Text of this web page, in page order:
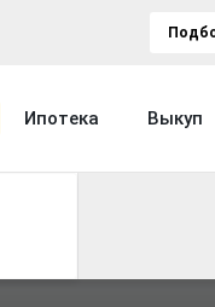
Ипотека Выкуп